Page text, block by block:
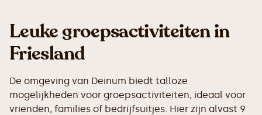
Leuke groepsactiviteiten in
Friesland
De omgeving van Deinum biedt talloze
mogelijkheden voor groepsactiviteiten, ideaal voor
vrienden, families of bedrijfsuitjes. Hier zijn alvast 9